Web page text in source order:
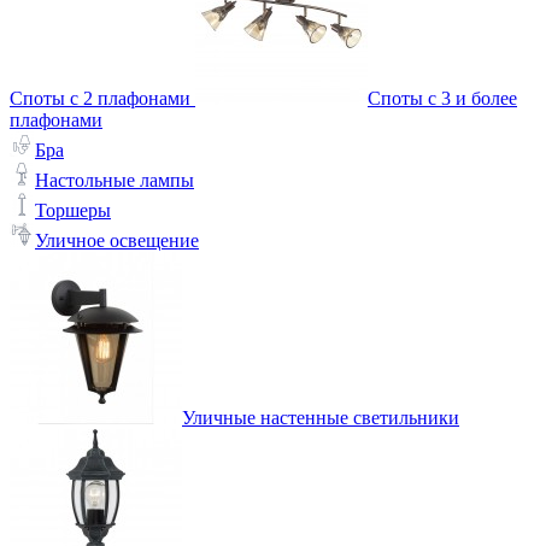
Споты с 2 плафонами
Споты с 3 и более
плафонами
Бра
Настольные лампы
Торшеры
Уличное освещение
Уличные настенные светильники